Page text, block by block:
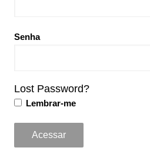
Senha
Lost Password?
Lembrar-me